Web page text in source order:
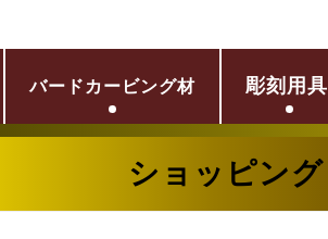
バードカービング材 彫刻用具
ショッピング